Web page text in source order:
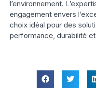
l’environnement.
engagement envers
choix idéal pour des
performance, durabilité